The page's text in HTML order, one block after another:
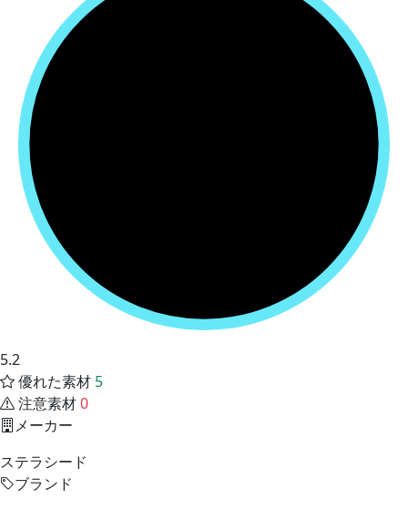
5.2
優れた素材 5
注意素材0
メーカー
ステラシード
ブランド